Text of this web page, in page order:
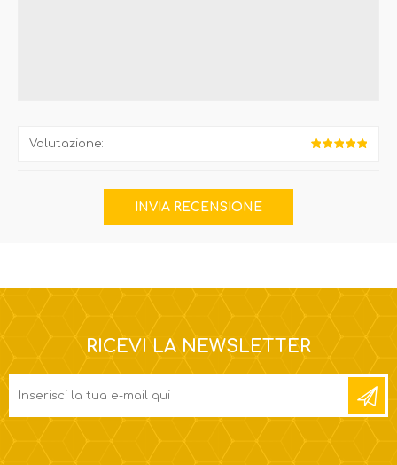
Valutazione:
RICEVI LA NEWSLETTER